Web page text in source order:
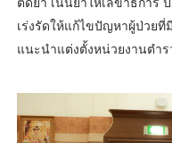
เร่งรัดให้แก้ไขปัญหาผู้ป่วยที่
แนะนำแต่งตั้งหน่วยงานตำ